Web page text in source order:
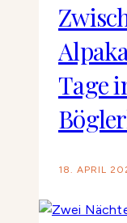
Tage
18. APRIL